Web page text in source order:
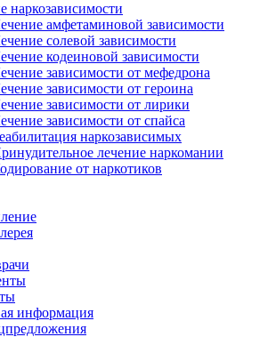
наркозависимости
амфетаминовой зависимости
солевой зависимости
кодеиновой зависимости
зависимости от мефедрона
зависимости от героина
зависимости от лирики
зависимости от спайса
наркозависимых
лечение наркомании
от наркотиков
информация